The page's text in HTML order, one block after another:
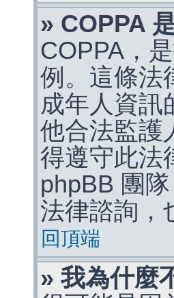
» COPPA
COPPA，
例。這條法
成年人資訊
他合法監護
得遵守此法
phpBB 團
法律諮詢，
回頂端
» 我為什麼